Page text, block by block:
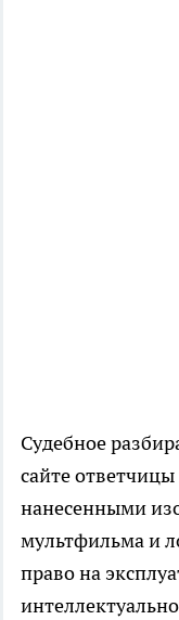
Судебное
сайте
нанесенными
мультфильма и
право на